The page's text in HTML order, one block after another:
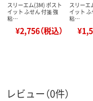
スリーエム(3M) ポスト
イット ふせん 付箋 強
粘…
¥2,756（税込）
スリーエ
イット
粘…
レビュー（0件）